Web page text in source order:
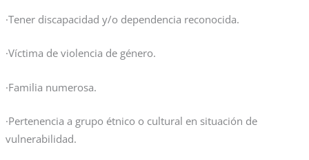
·Tener discapacidad y/o dependencia reconocida.
·Víctima de violencia de género.
·Familia numerosa.
·Pertenencia a grupo étnico o cultural en situación de
vulnerabilidad.